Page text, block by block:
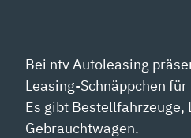
Bei ntv Autoleasing
Leasing-Schnäppchen
Es gibt Bestellfahrzeuge,
Gebrauchtwagen.